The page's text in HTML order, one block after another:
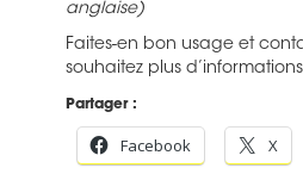
anglaise)
Faites-en bon usage et
souhaitez plus
Partager :
Facebook X